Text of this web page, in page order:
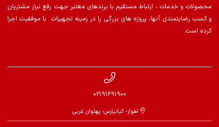
محصولات و خدمات ، ارتباط مستقیم با برندهای معتبر جهت رفع نیاز مشتریان
و کسب رضایتمندی آنها، پروژه های بزرگی را در زمینه تجهیزات با موفقیت اجرا
کرده است.
02191691900
اهواز- کیانپارس- پهلوان غربی